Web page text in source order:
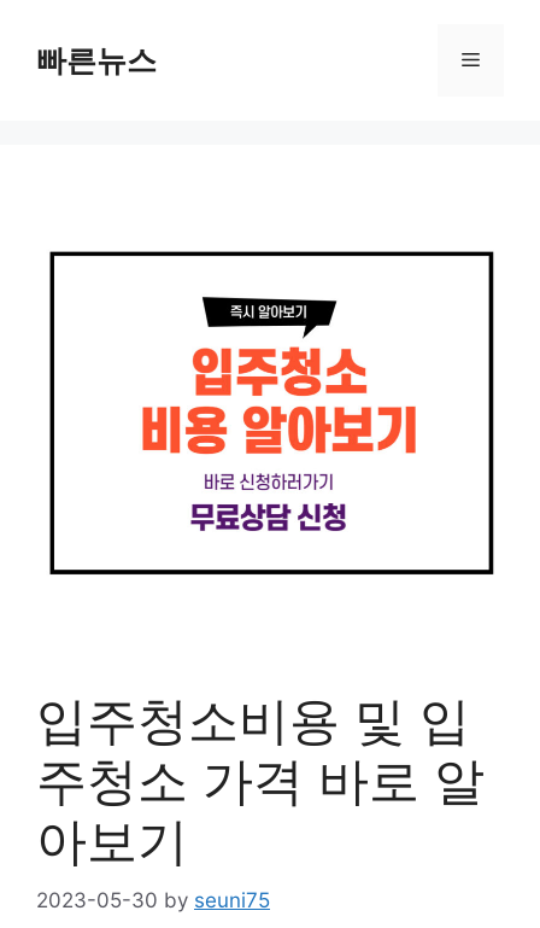
content빠른뉴스 Menu
입주청소비용 및 입
주청소 가격 바로 알
아보기
2023-05-30 by seuni75